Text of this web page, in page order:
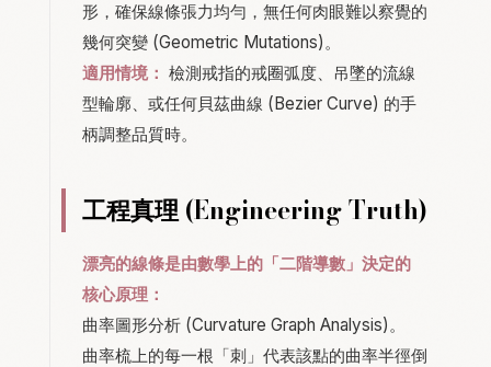
形，確保線條張力均勻，無任何肉眼難以察覺的
幾何突變 (Geometric Mutations)。
適用情境： 檢測戒指的戒圈弧度、吊墜的流線
型輪廓、或任何貝茲曲線 (Bezier Curve) 的手
柄調整品質時。
工程真理 (Engineering Truth)
漂亮的線條是由數學上的「二階導數」決定的
核心原理：
曲率圖形分析 (Curvature Graph Analysis)。
曲率梳上的每一根「刺」代表該點的曲率半徑倒